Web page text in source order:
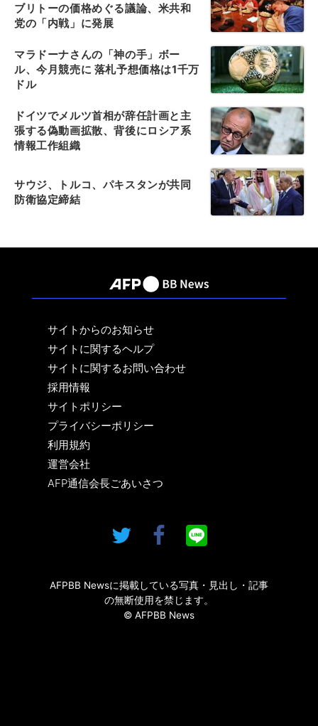
ブリトーの価格めぐる議論、米共和
党の「内戦」に発展
マラドーナさんの「神の手」ボー
ル、今月競売に 落札予想価格は1千万
ドル
ドイツでメルツ首相が辞任計画と主
張する偽動画拡散、背後にロシア系
情報工作組織
サウジ、トルコ、パキスタンが共同
防衛協定締結
サイトからのお知らせ
サイトに関するヘルプ
サイトに関するお問い合わせ
採用情報
サイトポリシー
プライバシーポリシー
利用規約
運営会社
AFP通信会長ごあいさつ
AFPBB Newsに掲載している写真・見出し・記事
の無断使用を禁じます。
© AFPBB News